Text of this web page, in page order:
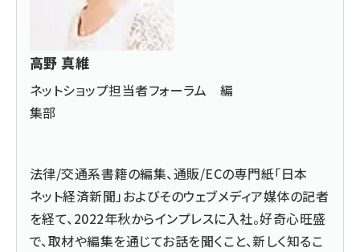
高野 真維
ネットショップ担当者フォーラム 編
集部
法律/交通系書籍の編集、通販/ECの専門紙「日本
ネット経済新聞」およびそのウェブメディア媒体の記者
を経て、2022年秋からインプレスに入社。好奇心旺盛
で、取材や編集を通じてお話を聞くこと、新しく知るこ